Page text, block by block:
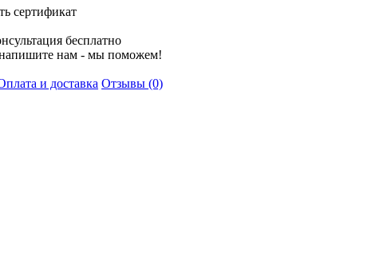
сертификат
бесплатно
напишите нам - мы поможем!
и доставка Отзывы (0)